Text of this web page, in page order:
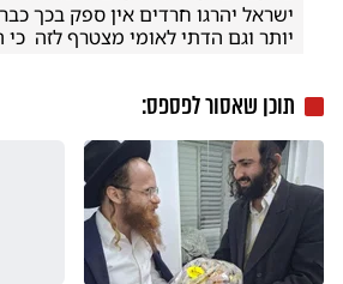
יותר וגם הדתי לאומי מצטרף לזה
1
שבשיטה הקלוקלת הלזו..
משה דוד 05.06.26
תוכן שאסור לפספס: